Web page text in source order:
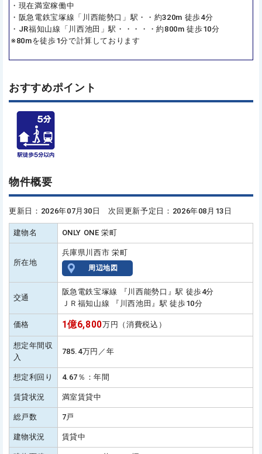
・現在満室稼働中
・阪急電鉄宝塚線「川西能勢口」駅・・約320m 徒歩4分
・JR福知山線「川西池田」駅・・・・・約800m 徒歩10分
※80mを徒歩1分で計算しております
おすすめポイント
物件概要
更新日：2026年07月30日 次回更新予定日：2026年08月13日
建物名 ONLY ONE 栄町
所在地
兵庫県川西市 栄町
周辺地図
交通
阪急電鉄宝塚線 『川西能勢口』駅 徒歩4分
ＪＲ福知山線 『川西池田』駅 徒歩10分
価格 1億6,800万円（消費税込）
想定年間収
入
785.4万円／年
想定利回り 4.67％：年間
賃貸状況 満室賃貸中
総戸数 7戸
建物状況 賃貸中